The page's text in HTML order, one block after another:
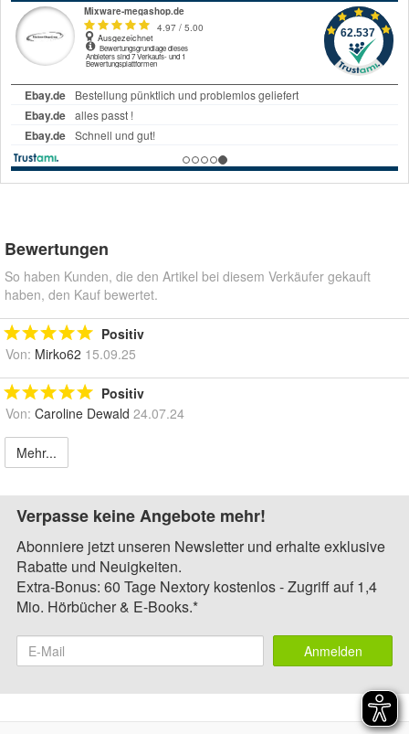
Bewertungen
So haben Kunden, die den Artikel bei diesem Verkäufer gekauft
haben, den Kauf bewertet.
Positiv
Von: Mirko62 15.09.25
Positiv
Von: Caroline Dewald 24.07.24
Mehr...
Verpasse keine Angebote mehr!
Abonniere jetzt unseren Newsletter und erhalte exklusive
Rabatte und Neuigkeiten.
Extra-Bonus: 60 Tage Nextory kostenlos - Zugriff auf 1,4
Mio. Hörbücher & E-Books.*
Anmelden